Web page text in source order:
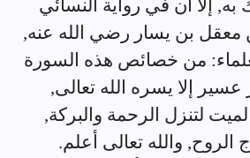
به, إلا أن في رواية النسائي
بن يسار رضي الله عنه,
من خصائص هذه السورة
عسير إلا يسره الله تعالى,
لتنزل الرحمة والبركة,
والله تعالى أعلم.